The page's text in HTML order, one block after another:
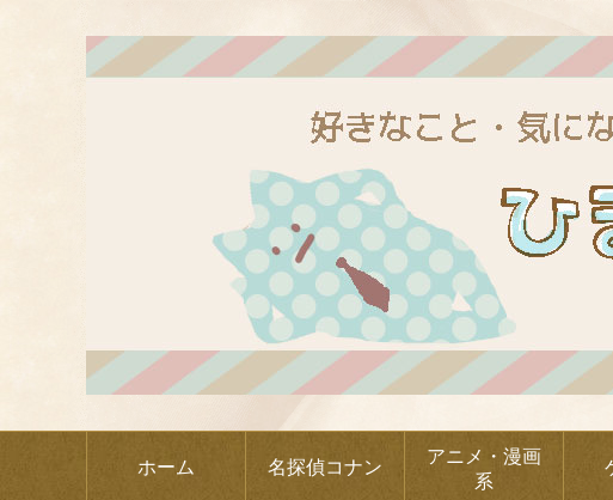
ホーム 名探偵コナン
アニメ・漫画
系